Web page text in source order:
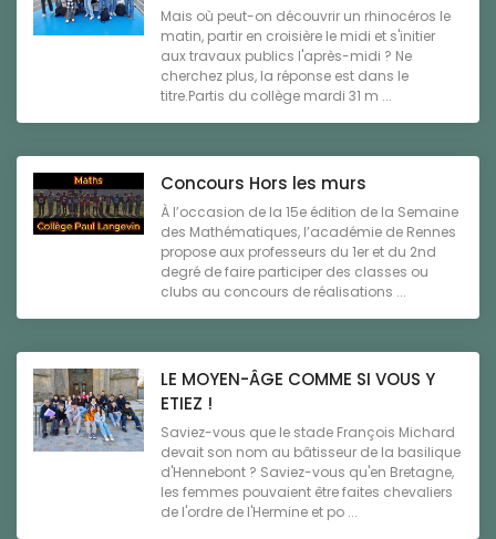
Mais où peut-on découvrir un rhinocéros le
matin, partir en croisière le midi et s'initier
aux travaux publics l'après-midi ? Ne
cherchez plus, la réponse est dans le
titre.Partis du collège mardi 31 m ...
Concours Hors les murs
À l’occasion de la 15e édition de la Semaine
des Mathématiques, l’académie de Rennes
propose aux professeurs du 1er et du 2nd
degré de faire participer des classes ou
clubs au concours de réalisations ...
LE MOYEN-ÂGE COMME SI VOUS Y
ETIEZ !
Saviez-vous que le stade François Michard
devait son nom au bâtisseur de la basilique
d'Hennebont ? Saviez-vous qu'en Bretagne,
les femmes pouvaient être faites chevaliers
de l'ordre de l'Hermine et po ...